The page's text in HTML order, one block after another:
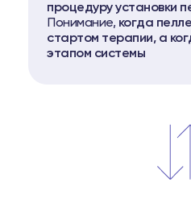
процедуру установки
Понимание, когда
стартом терапии, а
этапом системы